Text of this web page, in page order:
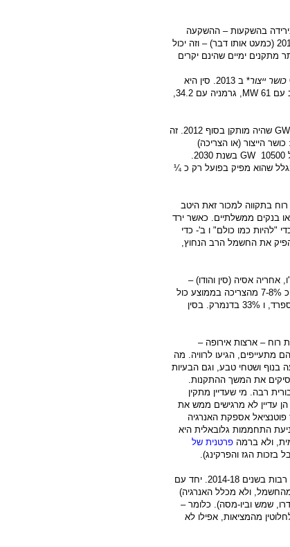
משתקפת בירידה בהשקעות – ההשקעה
העולמית באנרגיית רוח הייתה 80.9 מיליארד דולר ב 2012, ו 80.3 ב 2013 (כמעט אותו דבר) – וזה יכול
מתקנים ימיים שהינם יקרים
כושר ייצור
* ב 2013. סין היא
MW
GW
שהיה מותקן בסוף 2012. זה
כושר הייצור (או הצריכה)
GW
כושר הייצור, אבל בגלל שהוא מפיק בפועל רק כ ¼
רוח בתקווה למכור זאת היטב
בנקים ממשלתיים. כאשר ירד
"להיות כמו כולם" ו ב'- כדי
את החשמל הרב הנחוץ,
הגדולה של חשמל רוחני המותקן בעולם היא באירופה – 121 ג"ו, אחריה אסיה (סין והודו) –
116, צפון אמריקה (ארה"ב) עם 71. באירופה – החשמל הרוחני מהווה כ 7-8% מהצריכה בממוצע כול
הארצות. הוא מהווה כ 8% בגרמניה, 7.7% בבריטניה, ומעל ל 20% בספרד, ו 33% בדנמרק. בסין
רוח – ארצות אירופה –
של כ 7-8% מהצריכה, אבל הם מתעייפים, הגיעו לרוויה. מה
בנוף ושטחי טבע, וגם הבעיות
את המשך ההתקנות.
רבה. מי שעדיין מתקין
עדיין לא מרגישים ממש את
פוטנציאל אספקת האנרגיה
התחממות גלובאלית היא
ולא ברמה פרטנית של
(איגוד תעשייני החשמל הרוחני) אופטימי מאד וחוזה התקנות רבות בשנים 2014-18. יחד עם
מהחשמל (שימו לב – מהחשמל, ולא מכלל האנרגיה)
מהרוח (השאר מהידרו, שמש וביו-מסה). כלומר –
(עד 2050) היא תלושה לחלוטין מהמציאות, אפילו לא